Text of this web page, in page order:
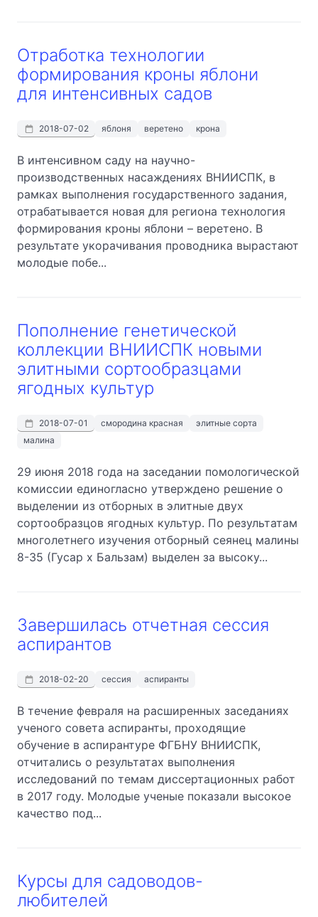
Отработка технологии
формирования кроны яблони
для интенсивных садов
2018-07-02 яблоня веретено крона
В интенсивном саду на научно-
производственных насаждениях ВНИИСПК, в
рамках выполнения государственного задания,
отрабатывается новая для региона технология
формирования кроны яблони – веретено. В
результате укорачивания проводника вырастают
молодые побе...
Пополнение генетической
коллекции ВНИИСПК новыми
элитными сортообразцами
ягодных культур
2018-07-01 смородина красная
элитные сорта
малина
29 июня 2018 года на заседании помологической
комиссии единогласно утверждено решение о
выделении из отборных в элитные двух
сортообразцов ягодных культур. По результатам
многолетнего изучения отборный сеянец малины
8-35 (Гусар х Бальзам) выделен за высоку...
Завершилась отчетная сессия
аспирантов
2018-02-20 сессия аспиранты
В течение февраля на расширенных заседаниях
ученого совета аспиранты, проходящие
обучение в аспирантуре ФГБНУ ВНИИСПК,
отчитались о результатах выполнения
исследований по темам диссертационных работ
в 2017 году. Молодые ученые показали высокое
качество под...
Курсы для садоводов-
любителей